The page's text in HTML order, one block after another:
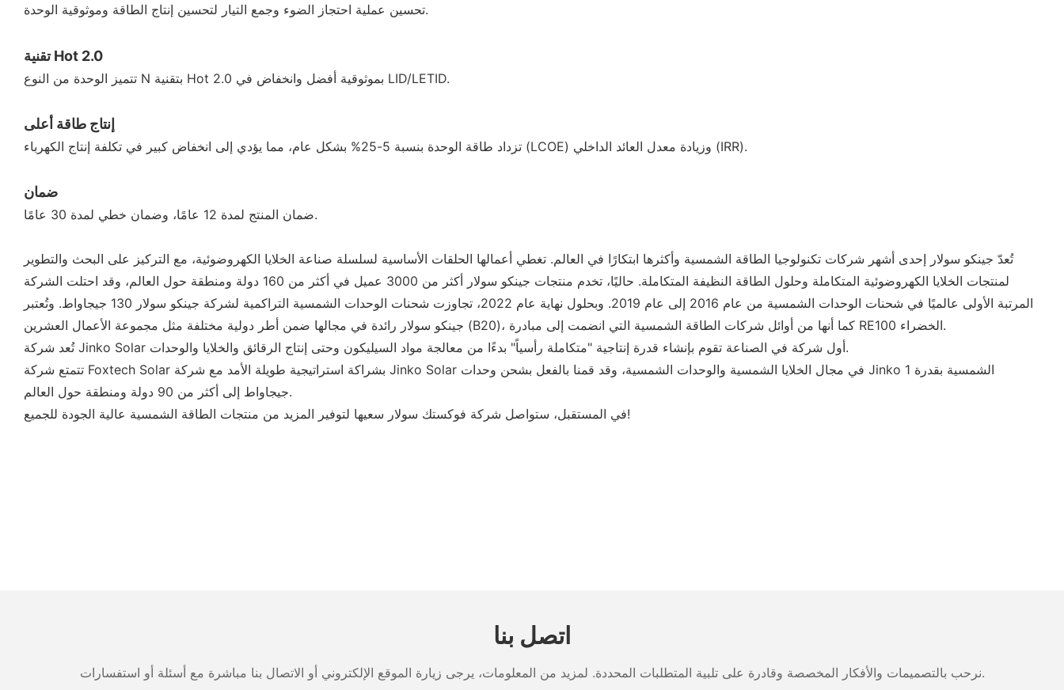
تحسين عملية احتجاز الضوء وجمع التيار لتحسين إنتاج الطاقة وموثوقية الوحدة.
تقنية Hot 2.0
تتميز الوحدة من النوع N بتقنية Hot 2.0 بموثوقية أفضل وانخفاض في LID/LETID.
إنتاج طاقة أعلى
تزداد طاقة الوحدة بنسبة 5-25% بشكل عام، مما يؤدي إلى انخفاض كبير في تكلفة إنتاج الكهرباء (LCOE) وزيادة معدل العائد الداخلي (IRR).
ضمان
ضمان المنتج لمدة 12 عامًا، وضمان خطي لمدة 30 عامًا.
تُعدّ جينكو سولار إحدى أشهر شركات تكنولوجيا الطاقة الشمسية وأكثرها ابتكارًا في العالم. تغطي أعمالها الحلقات الأساسية لسلسلة صناعة الخلايا الكهروضوئية، مع التركيز على البحث والتطوير
لمنتجات الخلايا الكهروضوئية المتكاملة وحلول الطاقة النظيفة المتكاملة. حاليًا، تخدم منتجات جينكو سولار أكثر من 3000 عميل في أكثر من 160 دولة ومنطقة حول العالم، وقد احتلت الشركة
المرتبة الأولى عالميًا في شحنات الوحدات الشمسية من عام 2016 إلى عام 2019. وبحلول نهاية عام 2022، تجاوزت شحنات الوحدات الشمسية التراكمية لشركة جينكو سولار 130 جيجاواط. وتُعتبر
جينكو سولار رائدة في مجالها ضمن أطر دولية مختلفة مثل مجموعة الأعمال العشرين (B20)، كما أنها من أوائل شركات الطاقة الشمسية التي انضمت إلى مبادرة RE100 الخضراء.
تُعد شركة Jinko Solar أول شركة في الصناعة تقوم بإنشاء قدرة إنتاجية "متكاملة رأسياً" بدءًا من معالجة مواد السيليكون وحتى إنتاج الرقائق والخلايا والوحدات.
تتمتع شركة Foxtech Solar بشراكة استراتيجية طويلة الأمد مع شركة Jinko Solar في مجال الخلايا الشمسية والوحدات الشمسية، وقد قمنا بالفعل بشحن وحدات Jinko الشمسية بقدرة 1
جيجاواط إلى أكثر من 90 دولة ومنطقة حول العالم.
في المستقبل، ستواصل شركة فوكستك سولار سعيها لتوفير المزيد من منتجات الطاقة الشمسية عالية الجودة للجميع!
اتصل بنا
نرحب بالتصميمات والأفكار المخصصة وقادرة على تلبية المتطلبات المحددة. لمزيد من المعلومات، يرجى زيارة الموقع الإلكتروني أو الاتصال بنا مباشرة مع أسئلة أو استفسارات.